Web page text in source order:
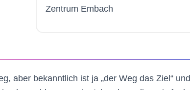
Zentrum Embach
aber bekanntlich ist ja „der Weg das Ziel“ und